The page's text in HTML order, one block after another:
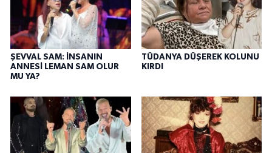
ŞEVVAL SAM: İNSANIN
ANNESİ LEMAN SAM OLUR
MU YA?
TÜDANYA DÜŞEREK KOLUNU
KIRDI